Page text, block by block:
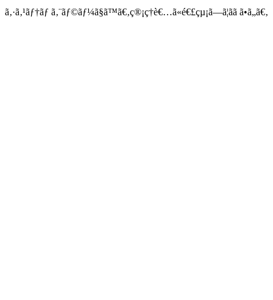
ã‚·ã‚¹ãƒ†ãƒ ã‚¨ãƒ©ãƒ¼ã§ã™ã€‚ç®¡ç†è€…ã«é€£çµ¡ã—ã¦ãã ã•ã„ã€‚